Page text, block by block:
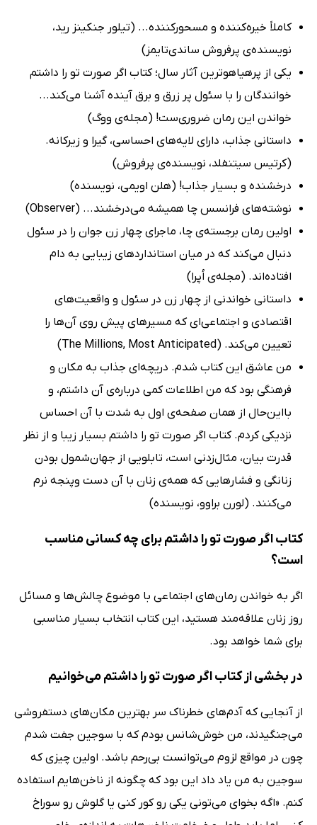
کاملاً خیره‌کننده و مسحورکننده... (تیلور جنکینز رید،
نویسنده‌ی پرفروش ساندی‌تایمز)
یکی از پرهیاهوترین آثار سال؛ کتاب اگر صورت تو را داشتم
خوانندگان را با سئول پر زرق و برق آینده آشنا می‌کند...
خواندن این رمان ضروری‌ست! (مجله‌ی ووگ)
داستانی جذاب، دارای لایه‌های احساسی، گیرا و زیرکانه.
(کرتیس سیتنفلد، نویسنده‌ی پرفروش)
درخشنده و بسیار جذاب! (هلن اویمی، نویسنده)
نوشته‌های فرانسس چا همیشه می‌درخشند... (Observer)
اولین رمان برجسته‌ی چا، ماجرای چهار زن جوان را در سئول
دنبال می‌کند که در میان استانداردهای زیبایی به دام
افتاده‌اند. (مجله‌ی اُپرا)
داستانی خواندنی از چهار زن در سئول و واقعیت‌های
اقتصادی و اجتماعی‌ای که مسیرهای پیش روی آن‌ها را
تعیین می‌کند. (The Millions, Most Anticipated)
من عاشق این کتاب شدم. دریچه‌ای جذاب به مکان و
فرهنگی بود که من اطلاعات کمی درباره‌ی آن داشتم، و
بااین‌حال از همان صفحه‌ی اول به شدت با آن احساس
نزدیکی کردم. کتاب اگر صورت تو را داشتم بسیار زیبا و از نظر
قدرت بیان، مثال‌زدنی است، تابلویی از جهان‌شمول بودن
زنانگی و فشارهایی که همه‌ی زنان با آن دست ‌وپنجه نرم
می‌کنند. (لورن براوو، نویسنده)
کتاب اگر صورت تو را داشتم برای چه کسانی مناسب
است؟
اگر به خواندن رمان‌های اجتماعی با موضوع چالش‌ها و مسائل
روز زنان علاقه‌مند هستید، این کتاب انتخاب بسیار مناسبی
برای شما خواهد بود.
در بخشی از کتاب اگر صورت تو را داشتم می‌خوانیم
از آنجایی که آدم‌های خطرناک سر بهترین مکان‌های دستفروشی
می‌جنگیدند، من خوش‌شانس بودم که با سوجین جفت شدم
چون در مواقع لزوم می‌توانست بی‌رحم باشد. اولین چیزی که
سوجین به من یاد داد این بود که چگونه از ناخن‌هایم استفاده
کنم. «اگه بخوای می‌تونی یکی رو کور کنی یا گلوش رو سوراخ